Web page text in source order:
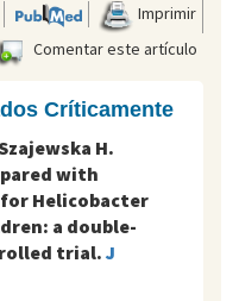
Imprimir
Comentar este artículo
Críticamente
H.
with
Helicobacter
a double-
trial.J